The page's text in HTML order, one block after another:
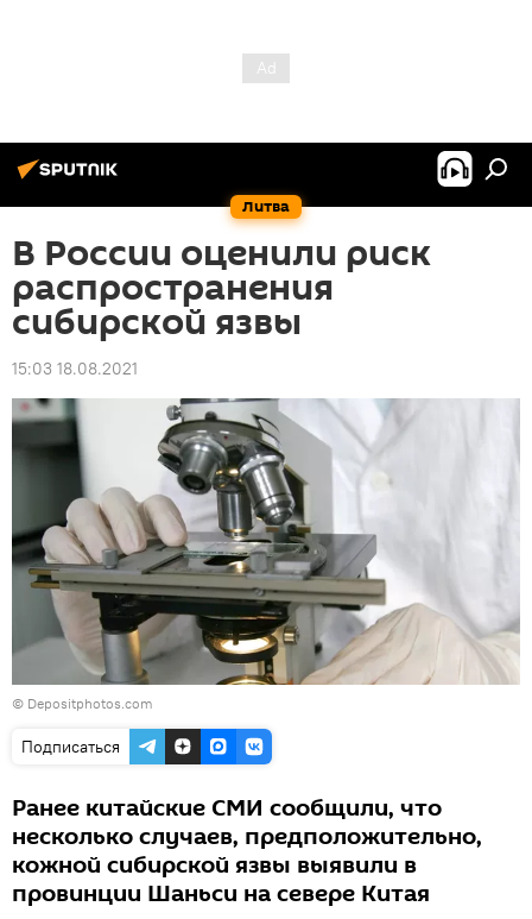
Литва
В России оценили риск
распространения
сибирской язвы
15:03 18.08.2021
© Depositphotos.com
Подписаться
Ранее китайские СМИ сообщили, что
несколько случаев, предположительно,
кожной сибирской язвы выявили в
провинции Шаньси на севере Китая